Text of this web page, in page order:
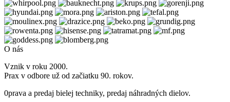
O nás
Vznik v roku 2000.
Prax v odbore už od začiatku 90. rokov.
0prava a predaj bielej techniky, predaj náhradných dielov.